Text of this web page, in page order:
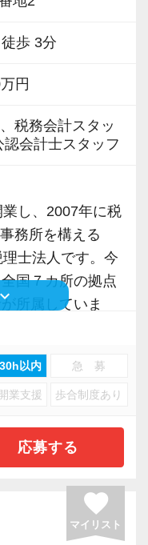
を稼げるよう体
ましょう！】
ついては何も心
と思いますが、
ンジのように一
。
自信をもってあ
しいです。
り上げていきま
～
には追加で2日間
立しながら安心
くりに力を入れ
】
していますが、
メンバーの居心
、仲間をサポー
、真面目で明る
えます。
お気軽にご応募
歩 3分
円
税務会計スタッ
会計士スタッフ
し、2007年に税
務所を構える
士法人です。今
国７カ所の拠点
所属していま
ており、従業員
。高品質なプロフ
。
グループで体制
提供するほか、
事業承継プロジ
keyboard_arrow_down
以内 急 募
業支援 歩合制度あり
応募する
favorite
マイリスト